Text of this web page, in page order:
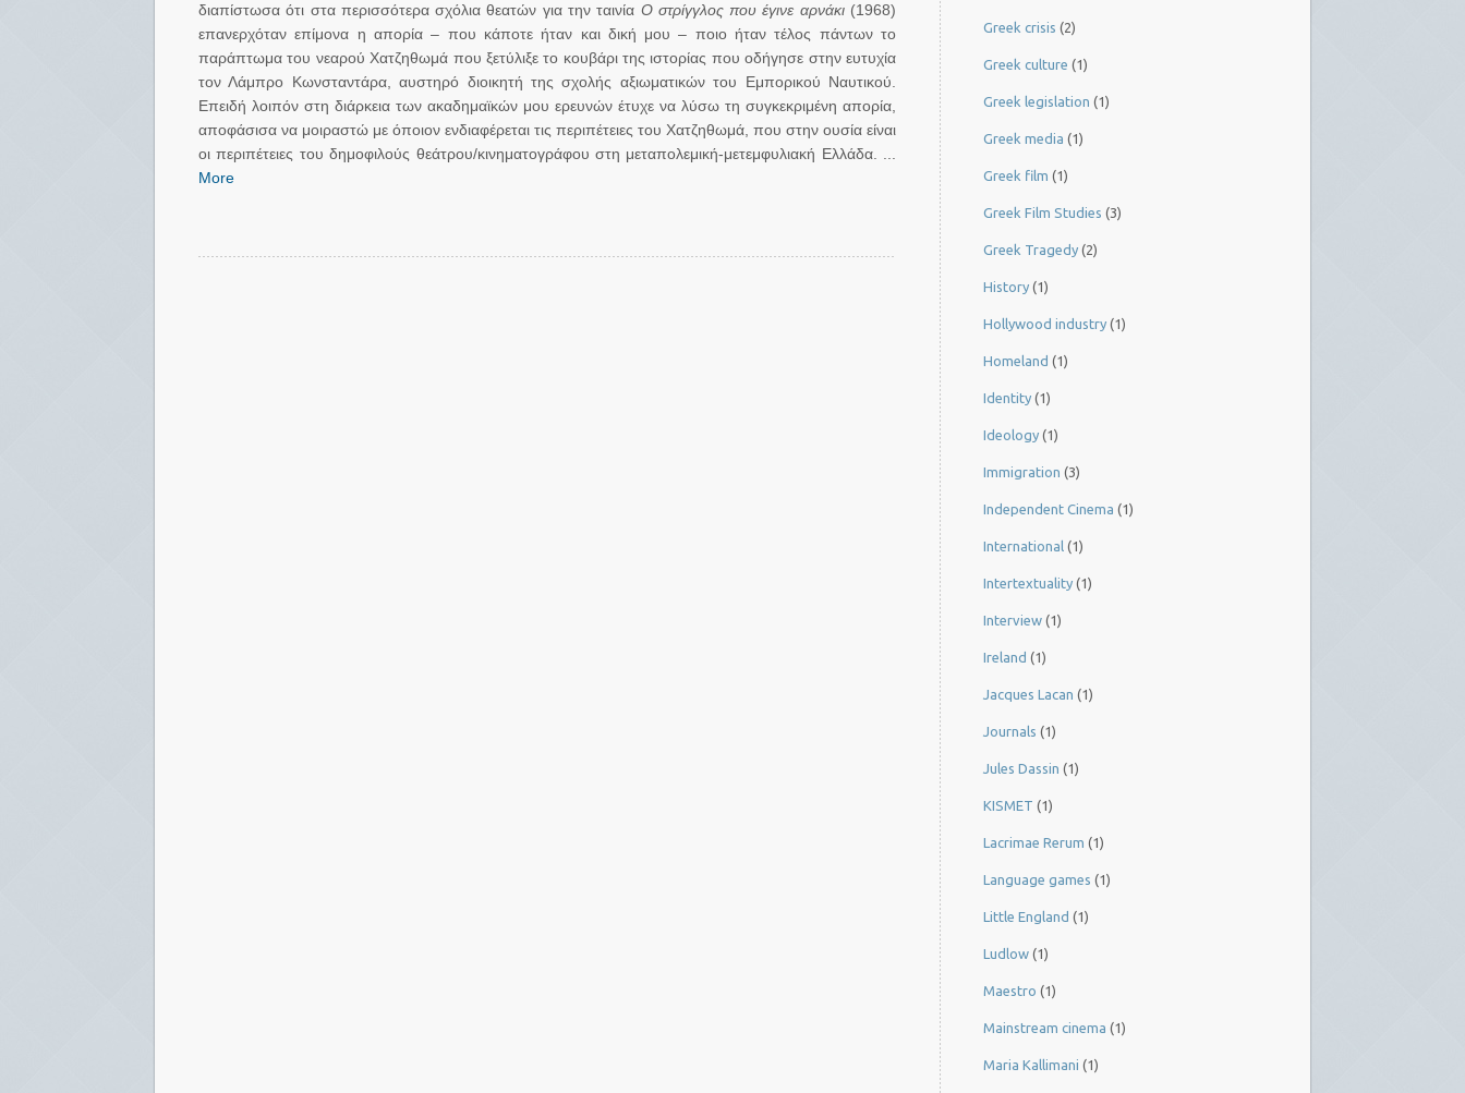
διαπίστωσα ότι στα περισσότερα σχόλια θεατών για την ταινία Ο στρίγγλος που έγινε αρνάκι(1968)
επανερχόταν επίμονα η απορία – που κάποτε ήταν και δική μου – ποιο ήταν τέλος πάντων το
παράπτωμα του νεαρού Χατζηθωμά που ξετύλιξε το κουβάρι της ιστορίας που οδήγησε στην ευτυχία
τον Λάμπρο Κωνσταντάρα, αυστηρό διοικητή της σχολής αξιωματικών του Εμπορικού Ναυτικού.
Επειδή λοιπόν στη διάρκεια των ακαδημαϊκών μου ερευνών έτυχε να λύσω τη συγκεκριμένη απορία,
αποφάσισα να μοιραστώ με όποιον ενδιαφέρεται τις περιπέτειες του Χατζηθωμά, που στην ουσία είναι
οι περιπέτειες του δημοφιλούς θεάτρου/κινηματογράφου στη μεταπολεμική-μετεμφυλιακή Ελλάδα. ...
More
Greek crisis (2)
Greek culture (1)
Greek legislation (1)
Greek media (1)
Greek film (1)
Greek Film Studies (3)
Greek Tragedy (2)
History (1)
Hollywood industry (1)
Homeland (1)
Identity (1)
Ideology (1)
Immigration (3)
Independent Cinema (1)
International (1)
Intertextuality (1)
Interview (1)
Ireland (1)
Jacques Lacan (1)
Journals (1)
Jules Dassin (1)
KISMET (1)
Lacrimae Rerum (1)
Language games (1)
Little England (1)
Ludlow (1)
Maestro (1)
Mainstream cinema (1)
Maria Kallimani (1)